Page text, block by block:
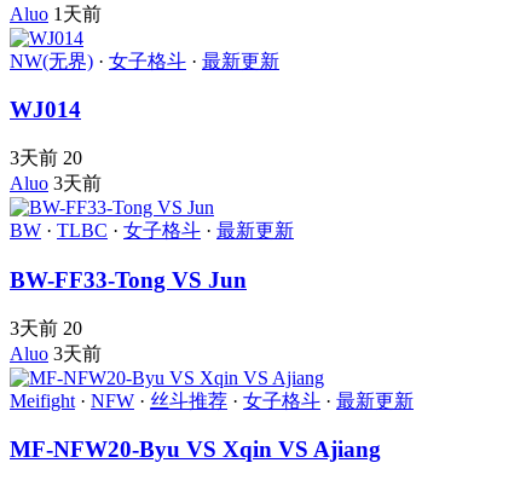
Aluo 1天前
NW(无界) · 女子格斗 · 最新更新
WJ014
3天前 20
Aluo 3天前
BW · TLBC · 女子格斗 · 最新更新
BW-FF33-Tong VS Jun
3天前 20
Aluo 3天前
Meifight · NFW · 丝斗推荐 · 女子格斗 · 最新更新
MF-NFW20-Byu VS Xqin VS Ajiang